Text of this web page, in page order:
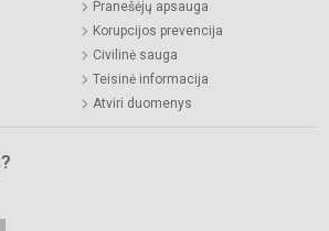
Pranešėjų apsauga
Korupcijos prevencija
Civilinė sauga
Teisinė informacija
Atviri duomenys